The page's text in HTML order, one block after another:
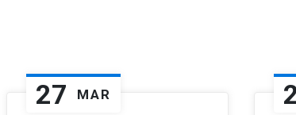
27 MAR